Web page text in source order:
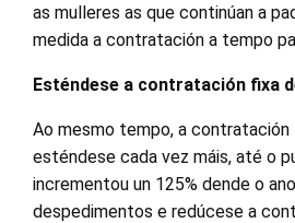
as mulleres as que continúan a
medida a contratación a tempo
Esténdese a contratación fixa
Ao mesmo tempo, a
esténdese cada vez máis, até o
incrementou un 125% dende o
despedimentos e redúcese a